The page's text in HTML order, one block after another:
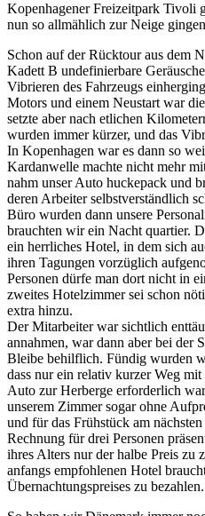
Kopenhagener Freizeitpark Tivoli
nun so allmählich zur Neige
Schon auf der Rücktour aus dem
Kadett B undefinierbare
Vibrieren des Fahrzeugs
Motors und einem Neustart war
setzte aber nach etlichen
wurden immer kürzer, und das
In Kopenhagen war es dann so
Kardanwelle machte nicht mehr
nahm unser Auto huckepack und
deren Arbeiter selbstverständlich
Büro wurden dann unsere
brauchten wir ein Nacht quartier.
ein herrliches Hotel, in dem sich
ihren Tagungen vorzüglich
Personen dürfe man dort nicht in
zweites Hotelzimmer sei schon
extra hinzu.
Der Mitarbeiter war sichtlich
annahmen, war dann aber bei der
Bleibe behilflich. Fündig wurden
dass nur ein relativ kurzer Weg
Auto zur Herberge erforderlich
unserem Zimmer sogar ohne
und für das Frühstück am
Rechnung für drei Personen
ihres Alters nur der halbe Preis zu
anfangs empfohlenen Hotel
Übernachtungspreises zu bezahlen.